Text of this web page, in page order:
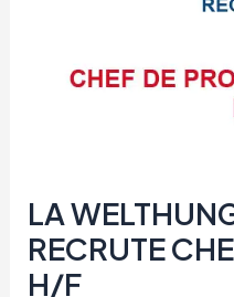
LA
RECRUTE
H/F